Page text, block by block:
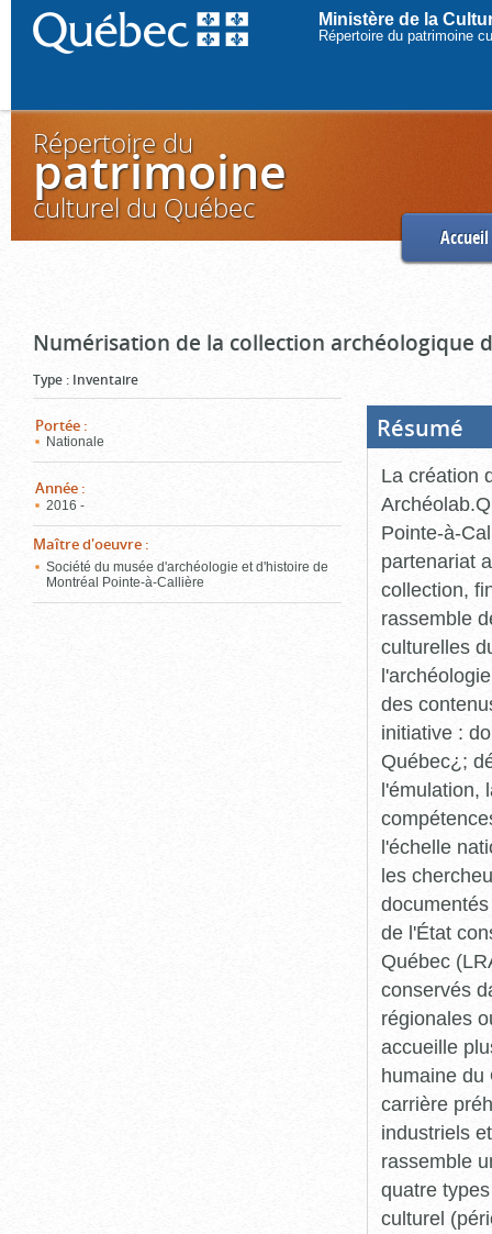
Ministère de la
Répertoire du patrimoine
Répertoire du
patrimoine
culturel du Québec
Accueil
Numérisation de la collection archéologique
Type : Inventaire
Portée :
Nationale
Année :
2016 -
Maître d'oeuvre :
Société du musée d'archéologie et d'histoire de
Montréal Pointe-à-Callière
Résumé
La création
Pointe-à-
partenariat
collection,
rassemble
culturelles
des
initiative :
Québec¿;
l'émulation,
l'échelle
les
de l'État
Québec
conservés
régionales
accueille
humaine du
carrière
industriels
rassemble
quatre
culturel